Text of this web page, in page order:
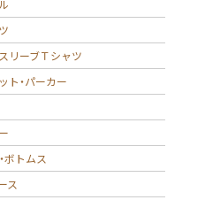
リーブＴシャツ
ト・パーカー
ボトムス
ス